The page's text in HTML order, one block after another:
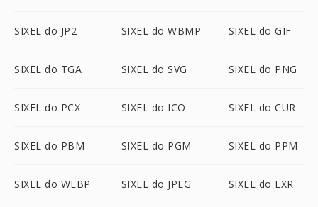
SIXEL do JP2 SIXEL do WBMP SIXEL do GIF
SIXEL do TGA SIXEL do SVG SIXEL do PNG
SIXEL do PCX SIXEL do ICO SIXEL do CUR
SIXEL do PBM SIXEL do PGM SIXEL do PPM
SIXEL do WEBP SIXEL do JPEG SIXEL do EXR